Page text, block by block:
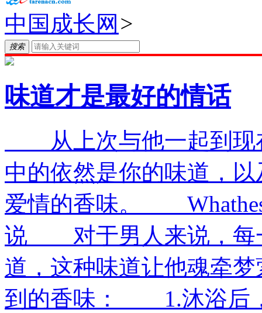
中国成长网 >
搜索
味道才是最好的情话
从上次与他一起到现
中的依然是你的味道，
爱情的香味。
说 对于男人来说，每
道，这种味道让他魂牵
到的香味： 1.沐浴后